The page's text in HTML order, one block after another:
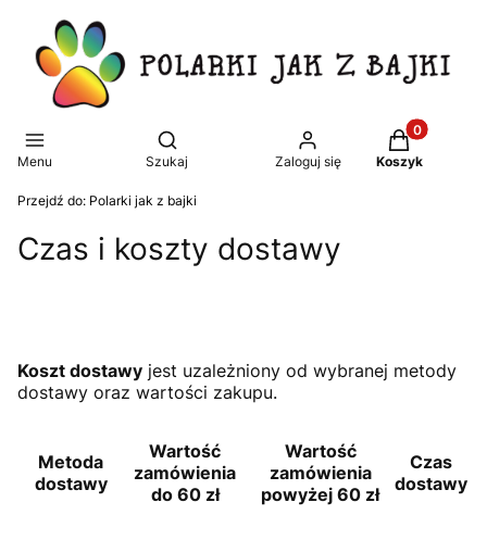
Menu
Otwórz wyszukiwarkę
Szukaj Zaloguj się
Produkty w
Koszyk
Przejdź do: Polarki jak z bajki
Czas i koszty dostawy
Koszt dostawy jest uzależniony od wybranej metody
dostawy oraz wartości zakupu.
Metoda
dostawy
Wartość
zamówienia
do 60 zł
Wartość
zamówienia
powyżej 60 zł
Czas
dostawy